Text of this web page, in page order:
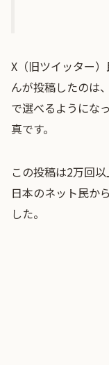
X（旧ツイッター
んが投稿したのは
で選べるようにな
真です。
この投稿は2万回
日本のネット民か
した。